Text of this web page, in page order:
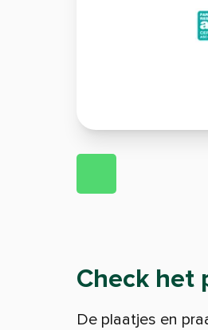
Check het
De plaatjes en